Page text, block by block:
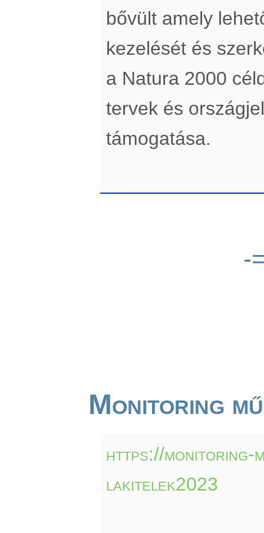
bővült amely
kezelését és
a Natura 2000
tervek és
támogatása.
-
Monitoring
https://monitoring-
lakitelek2023